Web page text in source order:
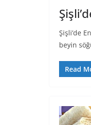
Şişli’de
beyin
Read